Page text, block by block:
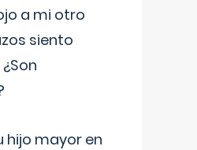
a mi otro
siento
hijo mayor en